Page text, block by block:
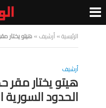
الرئيسية»أرشيف»هيتو يختار
أرشيف
هيتو يختار
الحدود السورية